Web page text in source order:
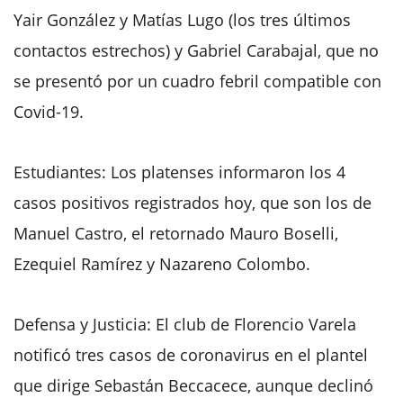
Yair González y Matías Lugo (los tres últimos
contactos estrechos) y Gabriel Carabajal, que no
se presentó por un cuadro febril compatible con
Covid-19.
Estudiantes: Los platenses informaron los 4
casos positivos registrados hoy, que son los de
Manuel Castro, el retornado Mauro Boselli,
Ezequiel Ramírez y Nazareno Colombo.
Defensa y Justicia: El club de Florencio Varela
notificó tres casos de coronavirus en el plantel
que dirige Sebastán Beccacece, aunque declinó